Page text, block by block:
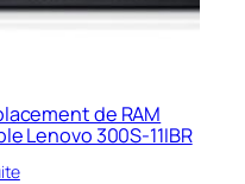
de RAM
Lenovo 300S-11IBR